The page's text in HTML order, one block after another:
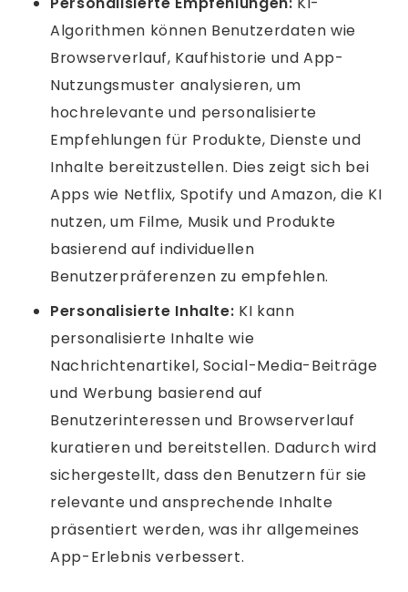
Algorithmen können Benutzerdaten wie
Browserverlauf, Kaufhistorie und App-
Nutzungsmuster analysieren, um
hochrelevante und personalisierte
Empfehlungen für Produkte, Dienste und
Inhalte bereitzustellen. Dies zeigt sich bei
Apps wie Netflix, Spotify und Amazon, die KI
nutzen, um Filme, Musik und Produkte
basierend auf individuellen
Benutzerpräferenzen zu empfehlen.
Personalisierte Inhalte: KI kann
personalisierte Inhalte wie
Nachrichtenartikel, Social-Media-Beiträge
und Werbung basierend auf
Benutzerinteressen und Browserverlauf
kuratieren und bereitstellen. Dadurch wird
sichergestellt, dass den Benutzern für sie
relevante und ansprechende Inhalte
präsentiert werden, was ihr allgemeines
App-Erlebnis verbessert.